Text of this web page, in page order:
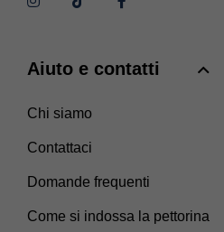
Aiuto e contatti
Chi siamo
Contattaci
Domande frequenti
Come si indossa la pettorina